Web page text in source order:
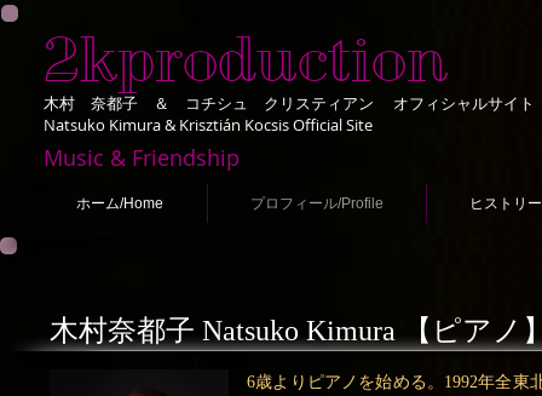
2kproduction
木村 奈都子 ＆ コチシュ クリスティアン オフィシャルサイト
Natsuko Kimura & Krisztián Kocsis Official Site
Music & Friendship
ホーム/Home プロフィール/Profile ヒストリ
木村奈都子 Natsuko Kimura 【ピアノ
6歳よりピアノを始める。1992年全東